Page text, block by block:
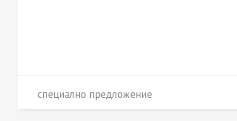
специално предложение